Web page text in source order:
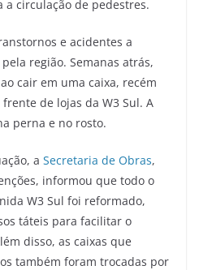
a circulação de pedestres.
e acidentes a
região. Semanas atrás,
cair em uma caixa, recém
de lojas da W3 Sul. A
perna e no rosto.
a Secretaria de Obras,
informou que todo o
W3 Sul foi reformado,
táteis para facilitar o
disso, as caixas que
também foram trocadas por